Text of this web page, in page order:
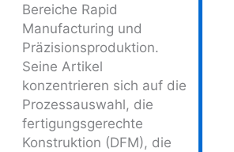
Bereiche Rapid
Manufacturing und
Präzisionsproduktion.
Seine Artikel
konzentrieren sich auf die
Prozessauswahl, die
fertigungsgerechte
Konstruktion (DFM), die